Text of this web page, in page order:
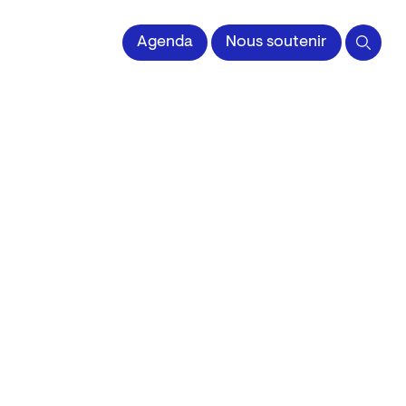
impriméeAgenda Nous soutenir